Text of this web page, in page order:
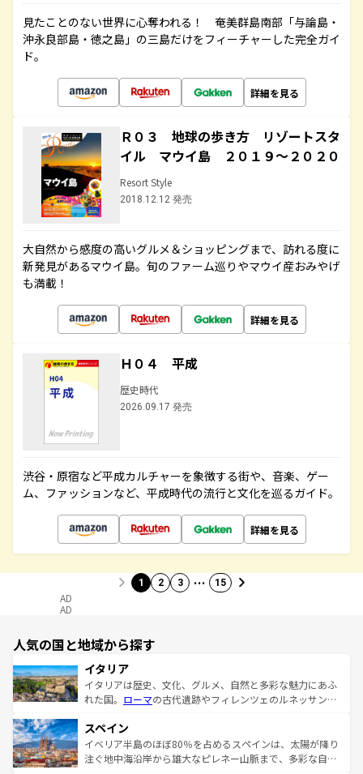
見たことのない世界に心奪われる！ 奄美群島南部「与論島・
沖永良部島・徳之島」の三島だけをフィーチャーした完全ガイ
ド。
詳細を見る
Ｒ０３ 地球の歩き方 リゾートスタ
イル マウイ島 ２０１９～２０２０
Resort Style
2018.12.12 発売
大自然から感度の高いグルメ＆ショッピングまで、訪れる度に
新発見があるマウイ島。旬のファーム巡りやマウイ産おみやげ
も満載！
詳細を見る
Ｈ０４ 平成
歴史時代
2026.09.17 発売
渋谷・原宿など平成カルチャーを象徴する街や、音楽、ゲー
ム、ファッションなど、平成時代の流行と文化を巡るガイド。
詳細を見る
1 2 3 … 15
AD
AD
人気の国と地域から探す
イタリア
イタリアは歴史、文化、グルメ、自然と多彩な魅力にあふ
れた国。 ローマの古代遺跡やフィレンツェのルネッサンス
ろん、トスカーナの美しい田園風景やアマルフィ海岸の絶
景など、自然景観も見逃せない。観光の合間には、本場の
ピザやパスタなど、絶品のイタリア料理を堪能することも
スペイン
イベリア半島のほぼ80％を占めるスペインは、太陽が降り
注ぐ地中海沿岸から雄大なピレネー山脈まで、多彩な自然